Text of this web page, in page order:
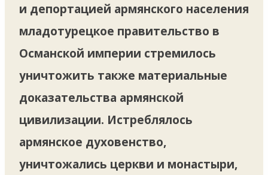
и депортацией армянского населения
младотурецкое правительство в
Османской империи стремилось
уничтожить также материальные
доказательства армянской
цивилизации. Истреблялось
армянское духовенство,
уничтожались церкви и монастыри,